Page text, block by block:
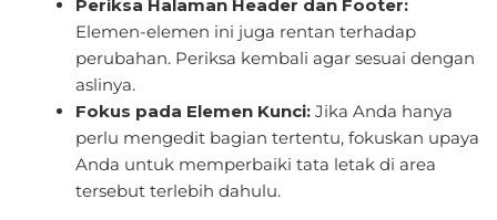
Periksa Halaman Header dan Footer:
Elemen-elemen ini juga rentan terhadap
perubahan. Periksa kembali agar sesuai dengan
aslinya.
Fokus pada Elemen Kunci: Jika Anda hanya
perlu mengedit bagian tertentu, fokuskan upaya
Anda untuk memperbaiki tata letak di area
tersebut terlebih dahulu.